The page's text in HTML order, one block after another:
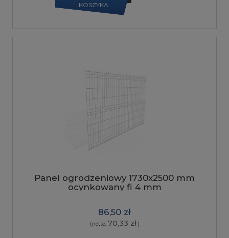
KOSZYKA
Panel ogrodzeniowy 1730x2500 mm
ocynkowany fi 4 mm
86,50 zł
(netto: 70,33 zł)